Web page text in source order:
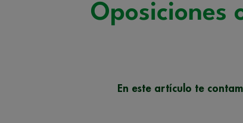
Oposiciones
En este artículo te